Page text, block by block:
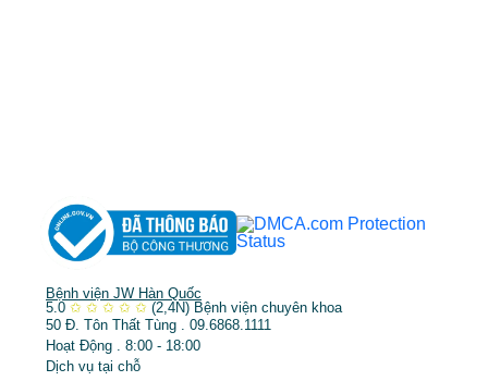
Bệnh viện JW Hàn Quốc
5.0 ✩ ✩ ✩ ✩ ✩ (2,4N) Bệnh viện chuyên khoa
50 Đ. Tôn Thất Tùng . 09.6868.1111
Hoạt Động . 8:00 - 18:00
Dịch vụ tại chỗ